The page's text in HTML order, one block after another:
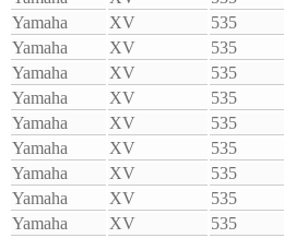
Yamaha
XV 535
Yamaha
XV 535
Yamaha
XV 535
Yamaha
XV 535
Yamaha
XV 535
Yamaha
XV 535
Yamaha
XV 535
Yamaha
XV 535
Yamaha
XV 535